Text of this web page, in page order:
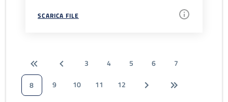
SCARICA FILE
3 4 5 6
7
8
9 10 11 12